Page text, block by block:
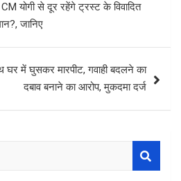
CM योगी से दूर रहेंगे ट्रस्ट के विवादित
जानिए
घर में घुसकर मारपीट, गवाही बदलने का
दबाव बनाने का आरोप, मुकदमा दर्ज